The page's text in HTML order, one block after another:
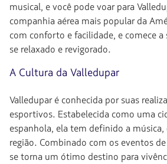
musical, e você pode voar para
companhia aérea mais popular da
com conforto e facilidade, e comece
se relaxado e revigorado.
A Cultura da Valledupar
Valledupar é conhecida por suas
esportivos. Estabelecida como uma
espanhola, ela tem definido a música,
região. Combinado com os eventos
se torna um ótimo destino para